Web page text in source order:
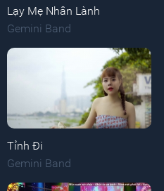
Lạy Mẹ Nhân Lành
Gemini Band
Tỉnh Đi
Gemini Band